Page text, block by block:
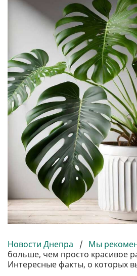
Новости Днепра / Мы
больше, чем просто красивое
Интересные факты, о которых